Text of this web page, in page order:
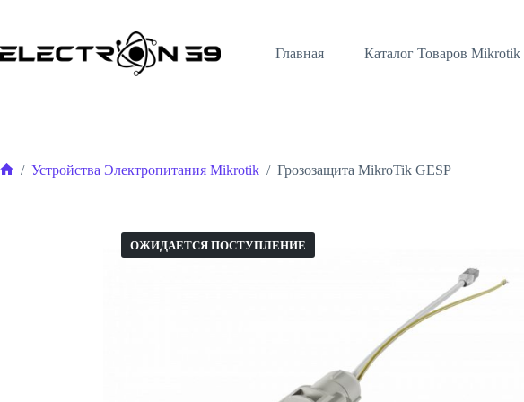
Главная
Каталог Товаров Mikrotik
/ Устройства Электропитания Mikrotik / Грозозащита MikroTik GESP
ОЖИДАЕТСЯ ПОСТУПЛЕНИЕ